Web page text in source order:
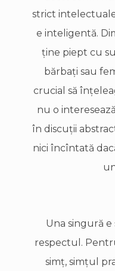
strict
e inteligentă.
ţine piept cu
bărbaţi sau
crucial să
nu o
în discuţii
nici încîntată
Una singură e
respectul.
simţ, simţul